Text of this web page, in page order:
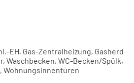
EH, Gas-Zentralheizung, Gasherd
Waschbecken, WC-Becken/Spülk,
Wohnungsinnentüren